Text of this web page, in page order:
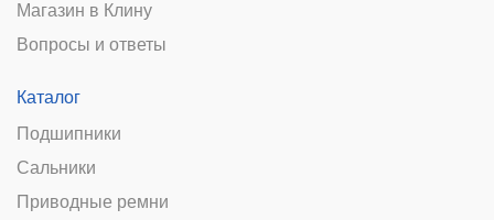
Магазин в Клину
Вопросы и ответы
Каталог
Подшипники
Сальники
Приводные ремни